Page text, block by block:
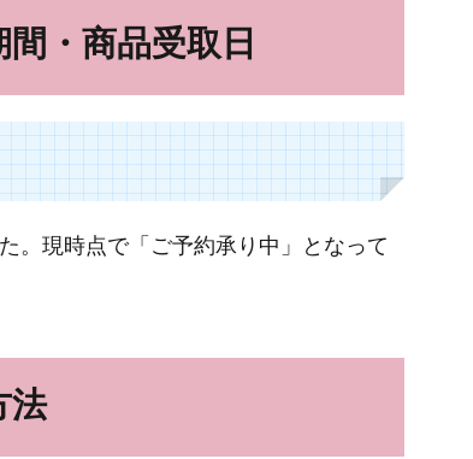
・商品受取日
。現時点で「ご予約承り中」となって
法